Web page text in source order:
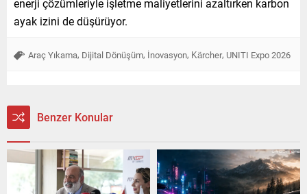
ayak izini de düşürüyor.
Araç Yıkama, Dijital Dönüşüm, İnovasyon, Kärcher, UNITI Expo 2026
Benzer Konular